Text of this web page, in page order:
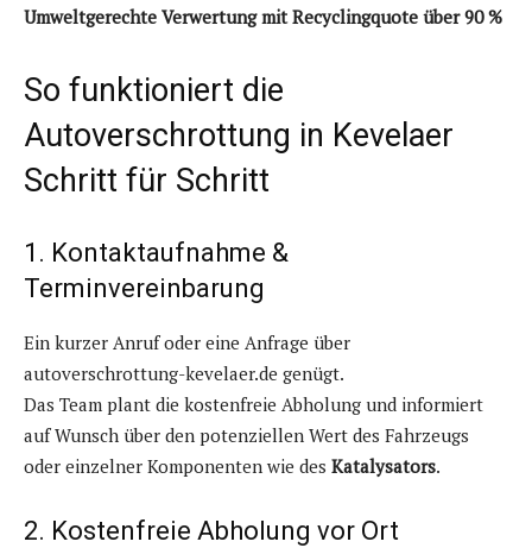
Umweltgerechte Verwertung mit Recyclingquote über 90 %
So funktioniert die
Autoverschrottung in Kevelaer
Schritt für Schritt
1. Kontaktaufnahme &
Terminvereinbarung
Ein kurzer Anruf oder eine Anfrage über
autoverschrottung-kevelaer.de genügt.
Das Team plant die kostenfreie Abholung und informiert
auf Wunsch über den potenziellen Wert des Fahrzeugs
oder einzelner Komponenten wie des Katalysators.
2. Kostenfreie Abholung vor Ort